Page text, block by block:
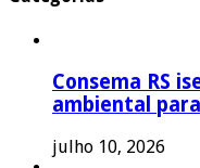
Consema RS
ambiental
julho 10, 2026